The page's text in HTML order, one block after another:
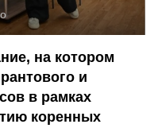
на котором
и
в рамках
коренных